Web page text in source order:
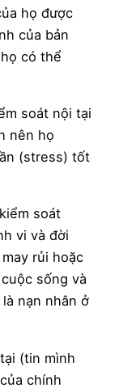
họ được
của bản
có thể
soát nội tại
nên họ
(stress) tốt
soát
vi và đời
rủi hoặc
sống và
nạn nhân ở
(tin mình
chính